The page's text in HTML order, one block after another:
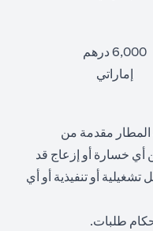
6,000 درهم
إماراتي
مقدمة من
خسارة أو إزعاج قد
أو تنفيذية أو أي
طلبات.